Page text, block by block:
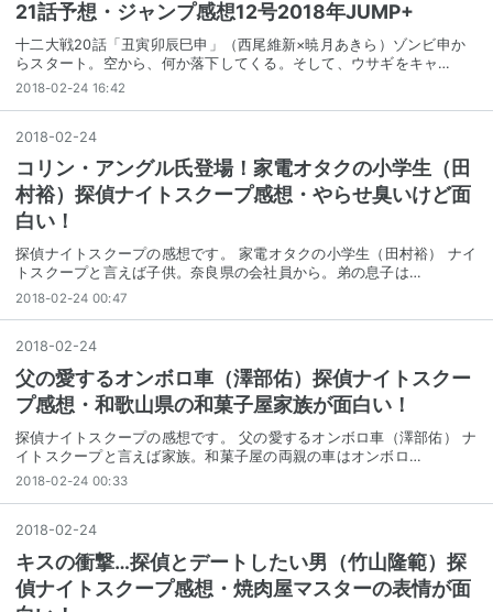
21話予想・ジャンプ感想12号2018年JUMP+
十二大戦20話「丑寅卯辰巳申」（西尾維新×暁月あきら）ゾンビ申か
らスタート。空から、何か落下してくる。そして、ウサギをキャ…
2018-02-24 16:42
2018-02-24
コリン・アングル氏登場！家電オタクの小学生（田
村裕）探偵ナイトスクープ感想・やらせ臭いけど面
白い！
探偵ナイトスクープの感想です。 家電オタクの小学生（田村裕） ナイ
トスクープと言えば子供。奈良県の会社員から。弟の息子は…
2018-02-24 00:47
2018-02-24
父の愛するオンボロ車（澤部佑）探偵ナイトスクー
プ感想・和歌山県の和菓子屋家族が面白い！
探偵ナイトスクープの感想です。 父の愛するオンボロ車（澤部佑） ナ
イトスクープと言えば家族。和菓子屋の両親の車はオンボロ…
2018-02-24 00:33
2018-02-24
キスの衝撃…探偵とデートしたい男（竹山隆範）探
偵ナイトスクープ感想・焼肉屋マスターの表情が面